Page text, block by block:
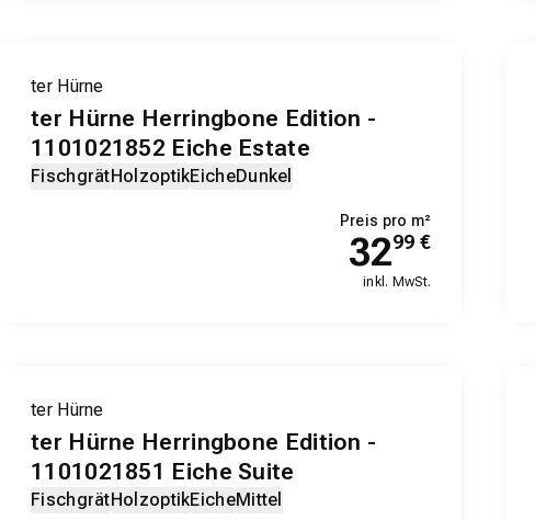
ter Hürne
ter Hürne Herringbone Edition -
1101021852 Eiche Estate
FischgrätHolzoptikEicheDunkel
Preis pro m²
3299 €
inkl. MwSt.
ter Hürne
ter Hürne Herringbone Edition -
1101021851 Eiche Suite
FischgrätHolzoptikEicheMittel